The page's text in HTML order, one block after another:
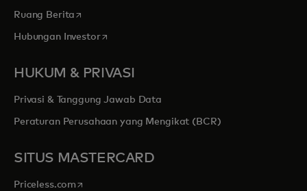
Ruang Berita opens in a new tab
Hubungan Investoropens in a new tab
HUKUM & PRIVASI
Privasi & Tanggung Jawab Data
Peraturan Perusahaan yang Mengikat (BCR)
SITUS MASTERCARD
Priceless.com opens in a new tab